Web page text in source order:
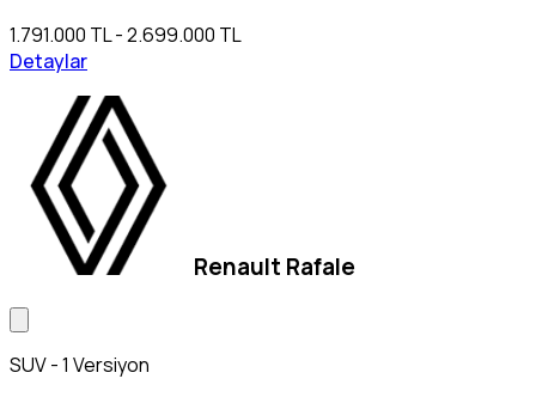
1.791.000 TL - 2.699.000 TL
Detaylar
Renault Rafale
SUV - 1 Versiyon